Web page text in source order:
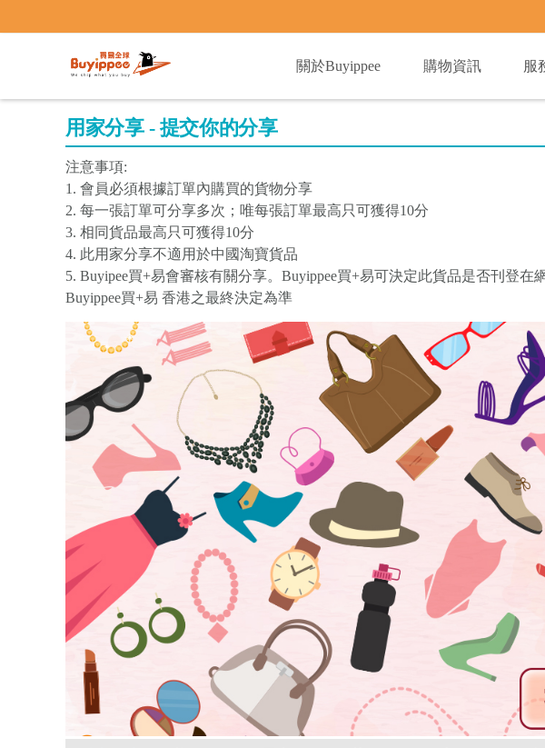
關於Buyippee
購物資訊 服
用家分享 - 提交你的分享
注意事項:
1. 會員必須根據訂單內購買的貨物分享
2. 每一張訂單可分享多次；唯每張訂單最高只可獲得10分
3. 相同貨品最高只可獲得10分
4. 此用家分享不適用於中國淘寶貨品
5. Buyipee買+易會審核有關分享。Buyippee買+易可決定此貨品是否刊登在
Buyippee買+易 香港之最終決定為準